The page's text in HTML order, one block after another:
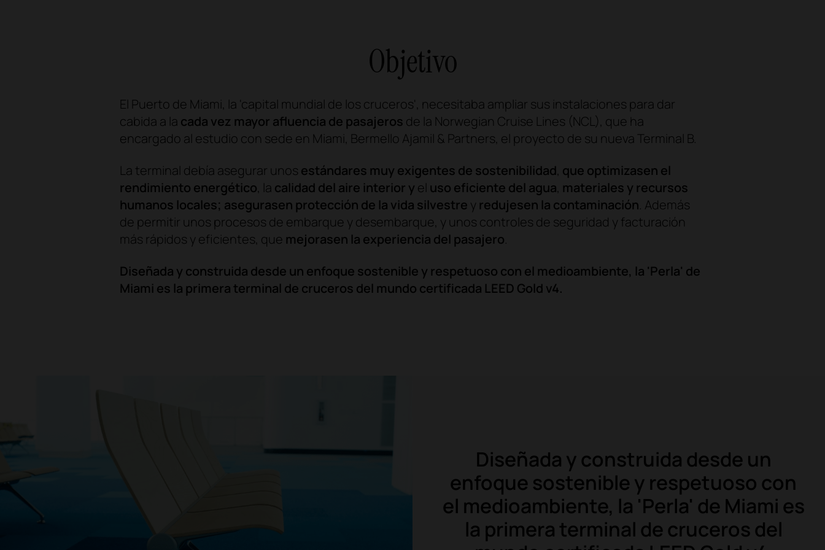
Objetivo
El Puerto de Miami, la 'capital mundial de los cruceros', necesitaba ampliar sus instalaciones para dar
cabida a la cada vez mayor afluencia de pasajeros de la Norwegian Cruise Lines (NCL), que ha
encargado al estudio con sede en Miami, Bermello Ajamil & Partners, el proyecto de su nueva Terminal B.
La terminal debía asegurar unos estándares muy exigentes de sostenibilidad, que optimizasen el
rendimiento energético, la calidad del aire interior y el uso eficiente del agua, materiales y recursos
humanos locales; asegurasen protección de la vida silvestre y redujesen la contaminación. Además
de permitir unos procesos de embarque y desembarque, y unos controles de seguridad y facturación
más rápidos y eficientes, que mejorasen la experiencia del pasajero.
Diseñada y construida desde un enfoque sostenible y respetuoso con el medioambiente, la 'Perla' de
Miami es la primera terminal de cruceros del mundo certificada LEED Gold v4.
Diseñada y construida desde un
enfoque sostenible y respetuoso con
el medioambiente, la 'Perla' de Miami es
la primera terminal de cruceros del